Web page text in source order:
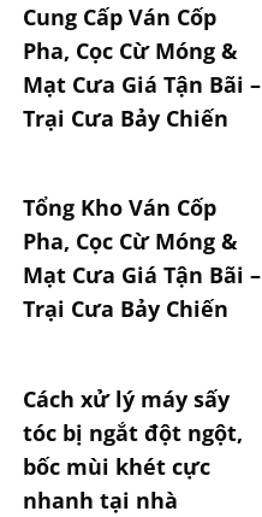
Cung Cấp Ván Cốp
Pha, Cọc Cừ Móng &
Mạt Cưa Giá Tận Bãi –
Trại Cưa Bảy Chiến
Tổng Kho Ván Cốp
Pha, Cọc Cừ Móng &
Mạt Cưa Giá Tận Bãi –
Trại Cưa Bảy Chiến
Cách xử lý máy sấy
tóc bị ngắt đột ngột,
bốc mùi khét cực
nhanh tại nhà